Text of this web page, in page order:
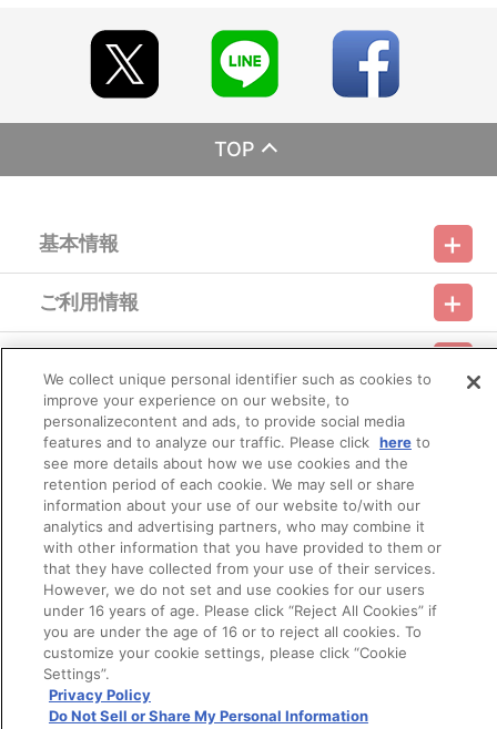
※全巻購入特典は、最終巻(4巻)に同梱してお届けいたします。
※Blu-rayとDVDが混在した場合、全巻購入特典は付属いたしませ
ん。必ず、Blu-ray(特装限定版)第1巻～第4巻をご注文ください。
------------------------------------------------
全巻購入特典は終了いたしました。
------------------------------------------------
対象期間内にBlu－ray(特装限定版)第4巻をご購入いただいたお客様
に、
対象期間：2021年10月28日(木)
※各巻購入特典は、2021年10月28日（木）までにご注文いただ
※2021年10月29日（金）以降のご注文に関しましては、準備数
に達し次第終了とさせていただきます。
※特典は第4巻と一緒にお届け予定です。
■ご注文・お支払いについて
※本商品のご注文はバンダイナムコアーツ公式ショップ『A-on
STORE』が承り、発送を行います。
なお、ご注文には、バンダイナムコアーツ公式ショップ『A-on
STORE』の会員登録（無料）が必要となります。
※ご注文は、１注文につき２個までとなります。
※他の商品との合わせ買いはできません。
※A-on STOREでの決済方法は「カード決済」、「コンビニ決
済」、「Pay-easy（ペイジー）」のみとなります。
（上記の「お支払方法」に代金引換等に関する記載があります
本商品では「カード決済」、「コンビニ決済」、「Pay-
TOP
基本情報
利用規約 特定商取引法に基づく表示
プライバシーオプション 会社概要
ご利用情報
Do Not Sell or Share My Personal Information
ログイン 会員規約 新規会員登録
その他のご案内
バンダイナムコフィルムワークス
© Bandai Namco Filmworks Inc. All Rights Reserved.
We collect unique personal identifier such as cookies to
improve your experience on our website, to
personalizecontent and ads, to provide social media
features and to analyze our traffic. Please click hereto
see more details about how we use cookies and the
retention period of each cookie. We may sell or share
information about your use of our website to/with our
analytics and advertising partners, who may combine it
with other information that you have provided to them or
that they have collected from your use of their services.
However, we do not set and use cookies for our users
under 16 years of age. Please click “Reject All Cookies” if
you are under the age of 16 or to reject all cookies. To
customize your cookie settings, please click “Cookie
Settings”.
Privacy Policy
Do Not Sell or Share My Personal Information